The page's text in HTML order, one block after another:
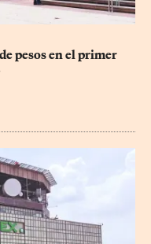
pesos en el primer